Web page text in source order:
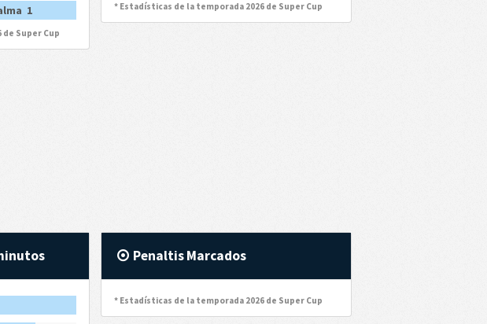
1
Super Cup
* Estadísticas de la temporada 2026 de Super Cup
Penaltis Marcados
* Estadísticas de la temporada 2026 de Super Cup